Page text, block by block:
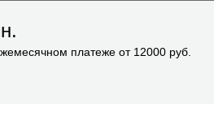
платеже от 12000 руб.